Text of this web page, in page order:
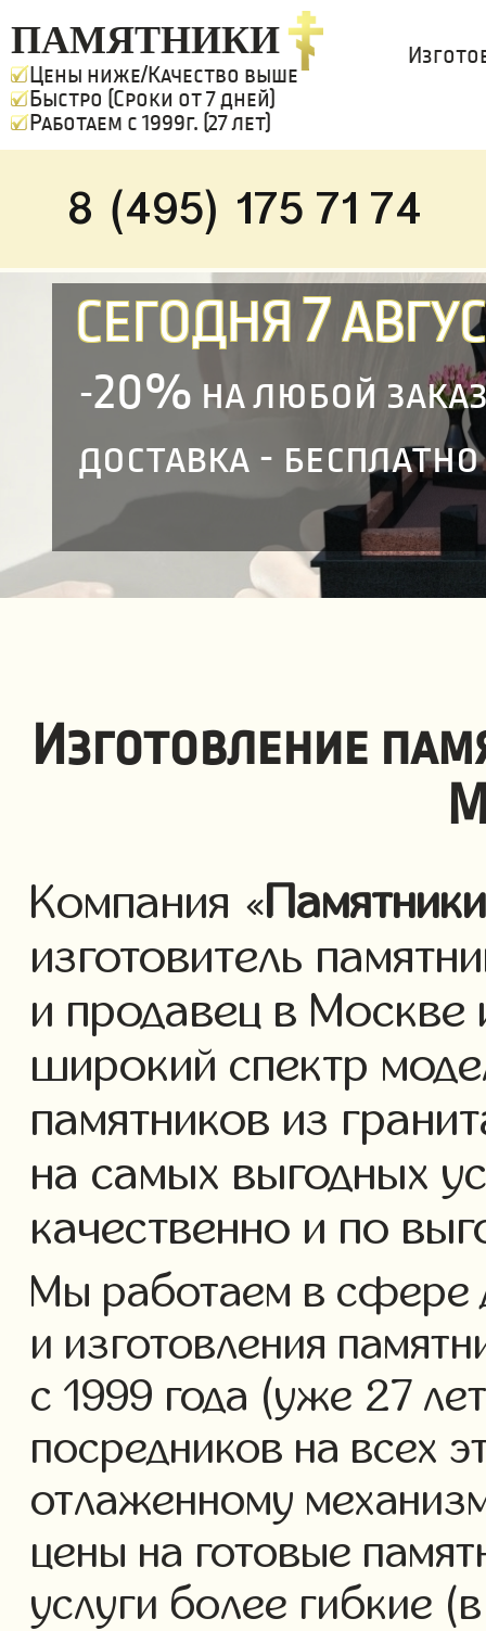
ПАМЯТНИКИ
Цены ниже/Качество выше
Быстро (Сроки от 7 дней)
Работаем с 1999г. (27 лет)
8 (495) 175 71 74
СЕГОДНЯ7
-20% на любой
доставка - бесплатно
Изготовление
Компания «Памятники
изготовитель
и продавец в
широкий спектр
памятников из
на самых выгодных
качественно и по
Мы работаем в сфере
и изготовления
с 1999 года (уже 27
посредников на всех
отлаженному
цены на готовые
услуги более гибкие